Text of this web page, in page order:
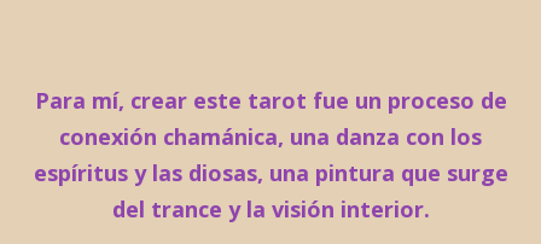
Para mí, crear este tarot fue un proceso de
conexión chamánica, una danza con los
espíritus y las diosas, una pintura que surge
del trance y la visión interior.